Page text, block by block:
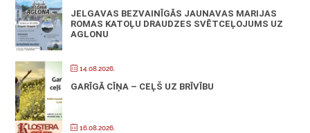
JELGAVAS BEZVAINĪGĀS JAUNAVAS MARIJAS
ROMAS KATOĻU DRAUDZES SVĒTCEĻOJUMS UZ
AGLONU
14.08.2026.
GARĪGĀ CĪŅA – CEĻŠ UZ BRĪVĪBU
16.08.2026.